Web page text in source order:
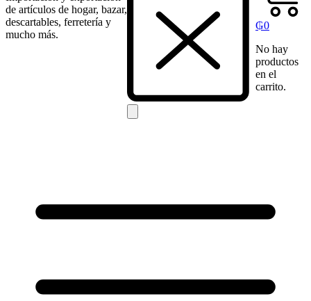
de artículos de hogar, bazar,
descartables, ferretería y
mucho más.
₲0
No hay
productos
en el
carrito.